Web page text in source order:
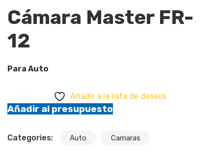
Cámara Master FR-
12
Para Auto
Añadir a la lista de deseos
Añadir al presupuesto
Categories: Auto Camaras